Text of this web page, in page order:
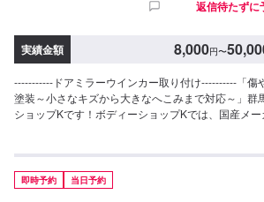
返信待たずに
実績金額 8,000円〜
-----------ドアミラーウインカー取り付け----------「傷
塗装～小さなキズから大きなへこみまで対応～」群
ショップKです！ボディーショップKでは、国産メ
塗装の色あせや剥げなどお客様の大切な愛車をプロ
す。お困りのことがございましたらなんでもご相談
ロフェッショナルがお車の状態をしっかりと判断し
即時予約 当日予約